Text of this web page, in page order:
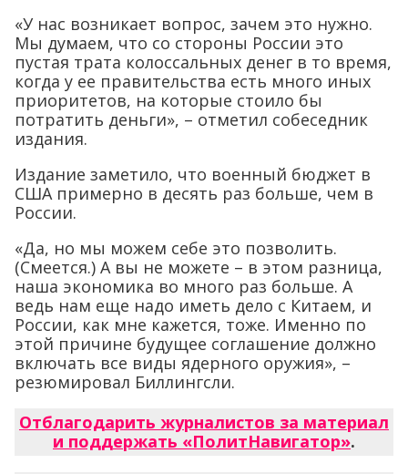
«У нас возникает вопрос, зачем это нужно.
Мы думаем, что со стороны России это
пустая трата колоссальных денег в то время,
когда у ее правительства есть много иных
приоритетов, на которые стоило бы
потратить деньги», – отметил собеседник
издания.
Издание заметило, что военный бюджет в
США примерно в десять раз больше, чем в
России.
«Да, но мы можем себе это позволить.
(Смеется.) А вы не можете – в этом разница,
наша экономика во много раз больше. А
ведь нам еще надо иметь дело с Китаем, и
России, как мне кажется, тоже. Именно по
этой причине будущее соглашение должно
включать все виды ядерного оружия», –
резюмировал Биллингсли.
Отблагодарить журналистов за материал
и поддержать «ПолитНавигатор».